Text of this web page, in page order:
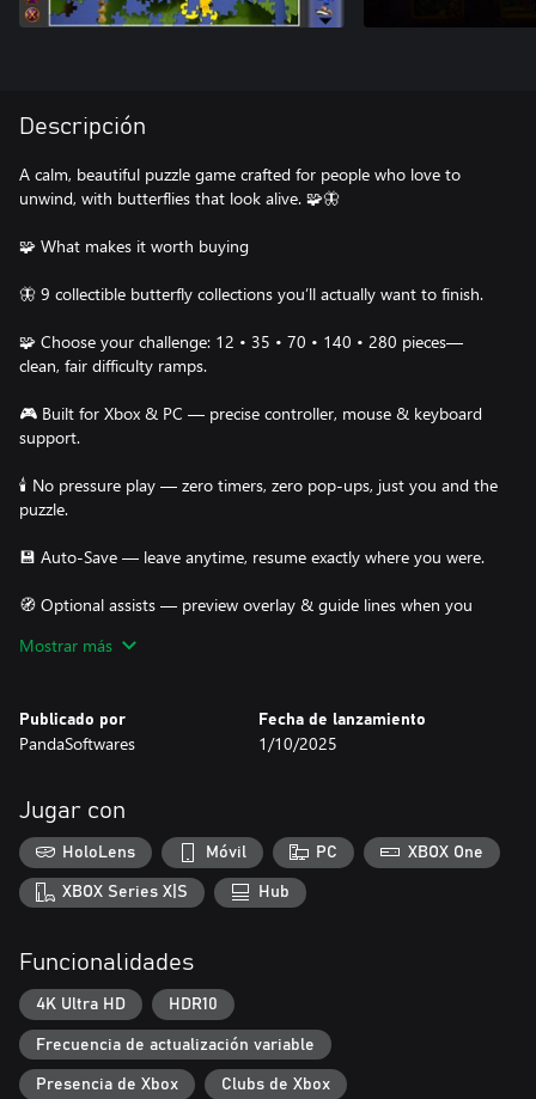
Descripción
A calm, beautiful puzzle game crafted for people who love to
unwind, with butterflies that look alive. 🧩🦋
🧩 What makes it worth buying
🦋 9 collectible butterfly collections you’ll actually want to finish.
🧩 Choose your challenge: 12 • 35 • 70 • 140 • 280 pieces—
clean, fair difficulty ramps.
🎮 Built for Xbox & PC — precise controller, mouse & keyboard
support.
🕯️ No pressure play — zero timers, zero pop-ups, just you and the
puzzle.
💾 Auto-Save — leave anytime, resume exactly where you were.
🧭 Optional assists — preview overlay & guide lines when you
🔒 Buy once — no ads, no tracking, no in-app purchases. Offline
The Collections (curated & gorgeous)
💙 Blue Sapphires — deep azure shimmer
✨ Crystal Wings — translucent, iridescent details
🌺 Garden Beauties — floral hues & gentle patterns
👑 Monarch Magic — iconic orange & black
🌙 Night Flutters — moonlit silhouettes
Mostrar más
Publicado por
PandaSoftwares
Fecha de lanzamiento
1/10/2025
Jugar con
HoloLens Móvil PC XBOX One
XBOX Series X|S Hub
Funcionalidades
4K Ultra HD HDR10
Frecuencia de actualización variable
Presencia de Xbox Clubs de Xbox